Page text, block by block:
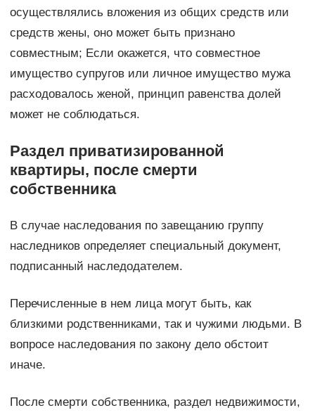
осуществлялись вложения из общих средств или
средств жены, оно может быть признано
совместным; Если окажется, что совместное
имущество супругов или личное имущество мужа
расходовалось женой, принцип равенства долей
может не соблюдаться.
Раздел приватизированной
квартиры, после смерти
собственника
В случае наследования по завещанию группу
наследников определяет специальный документ,
подписанный наследодателем.
Перечисленные в нем лица могут быть, как
близкими родственниками, так и чужими людьми. В
вопросе наследования по закону дело обстоит
иначе.
После смерти собственника, раздел недвижимости,